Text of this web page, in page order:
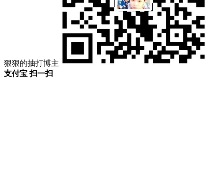
狠狠的抽打博主
支付宝 扫一扫